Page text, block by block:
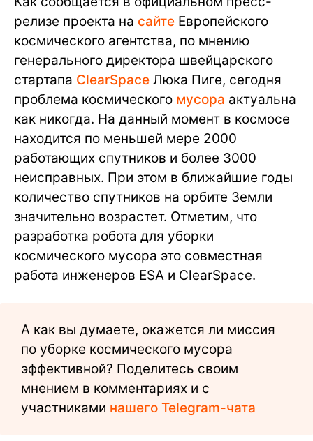
релизе проекта на сайте Европейского
космического агентства, по мнению
генерального директора швейцарского
стартапа ClearSpace Люка Пиге, сегодня
проблема космического мусора актуальна
как никогда. На данный момент в космосе
находится по меньшей мере 2000
работающих спутников и более 3000
неисправных. При этом в ближайшие годы
количество спутников на орбите Земли
значительно возрастет. Отметим, что
разработка робота для уборки
космического мусора это совместная
работа инженеров ESA и ClearSpace.
А как вы думаете, окажется ли миссия
по уборке космического мусора
эффективной? Поделитесь своим
мнением в комментариях и с
участниками нашего Telegram-чата